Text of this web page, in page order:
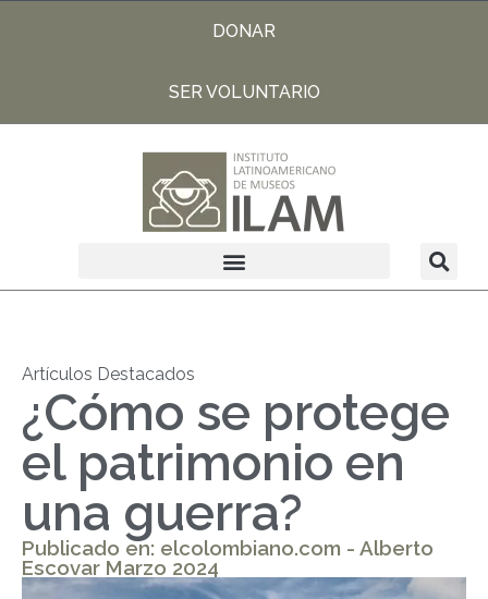
DONAR
SER VOLUNTARIO
Artículos Destacados
¿Cómo se protege
el patrimonio en
una guerra?
Publicado en: elcolombiano.com - Alberto
Escovar Marzo 2024